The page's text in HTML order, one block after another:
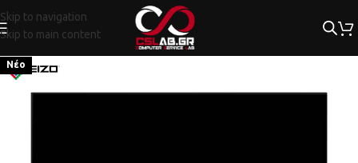
Skip to navigation
Skip to main content
Νέο